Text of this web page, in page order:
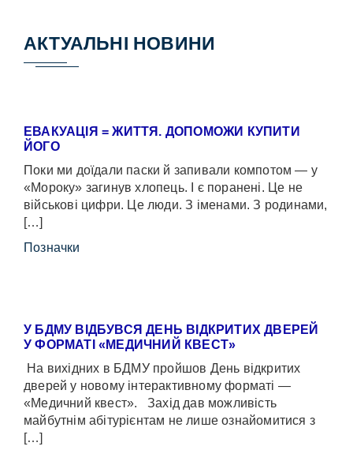
АКТУАЛЬНІ НОВИНИ
ЕВАКУАЦІЯ = ЖИТТЯ. ДОПОМОЖИ КУПИТИ
ЙОГО
Поки ми доїдали паски й запивали компотом — у
«Мороку» загинув хлопець. І є поранені. Це не
військові цифри. Це люди. З іменами. З родинами,
[…]
Позначки
У БДМУ ВІДБУВСЯ ДЕНЬ ВІДКРИТИХ ДВЕРЕЙ
У ФОРМАТІ «МЕДИЧНИЙ КВЕСТ»
На вихідних в БДМУ пройшов День відкритих
дверей у новому інтерактивному форматі —
«Медичний квест». Захід дав можливість
майбутнім абітурієнтам не лише ознайомитися з
[…]